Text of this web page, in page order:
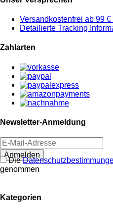
Versandkostenfrei ab 99
Detailierte Tracking
Zahlarten
Newsletter-Anmeldung
Anmelden
Die
genommen
Kategorien